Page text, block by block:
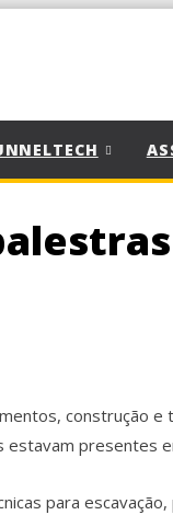
construção
estavam presentes
para